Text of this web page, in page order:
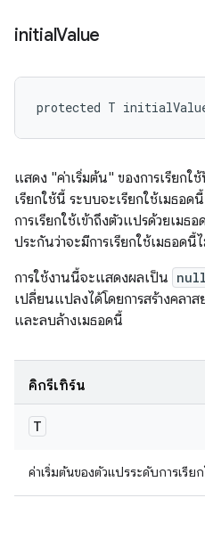
initialValue
protected T
แสดง "ค่าเริ่มต้น" ของการเรียก
เรียกใช้นี้ ระบบจะเรียกใช้เมธอ
การเรียกใช้เข้าถึงตัวแปรด้วยเมธอด
ประกันว่าจะมีการเรียกใช้เมธอดนี้
การใช้งานนี้จะแสดงผลเป็น null
เปลี่ยนแปลงได้โดยการสร้างคลาส
และลบล้างเมธอดนี้
คิกรีเทิร์น
T
ค่าเริ่มต้นของตัวแปรระดับการเรีย